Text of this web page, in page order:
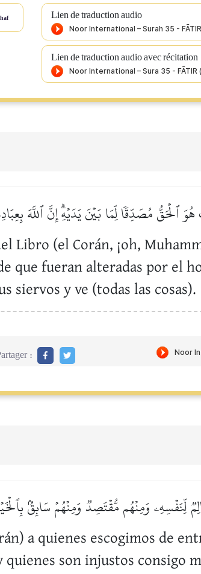
Lien de traduction audio
Lien de traduction audio avec récitation
ٱلۡحَقُّ مُصَدِّقٗا لِّمَا بَيۡنَ يَدَيۡهِۗ إِنَّ ٱللَّهَ
Libro (el Corán, ¡oh,
que fueran alteradas por el
siervos y ve (todas las cosas).
:
لِّنَفۡسِهِۦ وَمِنۡهُم مُّقۡتَصِدٞ وَمِنۡهُمۡ سَابِقُۢ
a quienes escogimos de
quienes son injustos consigo